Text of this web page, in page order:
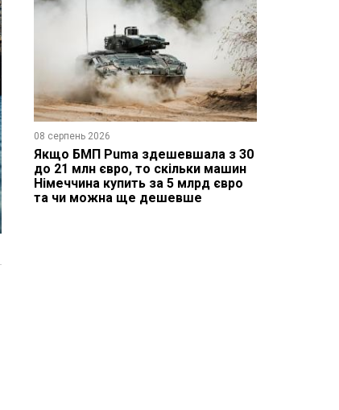
08 серпень 2026
Якщо БМП Puma здешевшала з 30
до 21 млн євро, то скільки машин
Німеччина купить за 5 млрд євро
та чи можна ще дешевше